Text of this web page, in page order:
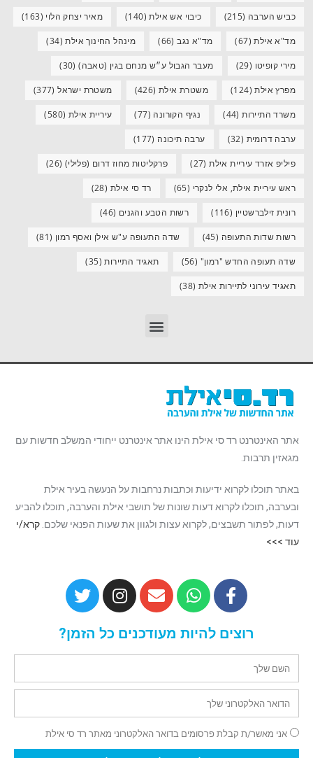
כביש הערבה (215) כיבוי אש אילת(140) מאיר יצחק הלוי (163)
מד"א אילת(67) מד"א נגב(66) מינהל החינוך אילת(34)
מירי קופיטו (29) מעבר הגבול ע״ש מנחם בגין (טאבה)(30)
מפרץ אילת(124) משטרת אילת (426) משטרת ישראל(377)
משרד התיירות(44) נגיף הקורונה (77) עיריית אילת (580)
ערבה דרומית (32) ערבה תיכונה (177)
פיליפ אזרד עיריית אילת(27) פרקליטות מחוז דרום (פלילי) (26)
ראש עיריית אילת, אלי לנקרי (65) רד סי אילת (28)
רונית זילברשטיין (116) רשות הטבע והגנים (46)
רשות שדות התעופה (45) שדה התעופה ע"ש אילן ואסף רמון (81)
שדה תעופה החדש "רמון" (56) תאגיד התיירות(35)
תאגיד עירוני לתיירות אילת (38)
אתר האינטרנט רד סי אילת הינו אתר אינטרנט ייחודי המשלב חדשות עם
מגאזין תרבות.
באתר תוכלו לקרוא ידיעות וכתבות נרחבות על הנעשה בעיר אילת
ובערבה, תוכלו לקרוא דעות שונות של תושבי אילת והערבה, תוכלו להביע
דעות, לפתור תשבצים, לקרוא עצות ולגוון את שעות הפנאי שלכם. קרא/י
עוד >>>
רוצים להיות מעודכנים כל הזמן?
אני מאשר/ת קבלת פרסומים בדואר האלקטרוני מאתר רד סי אילת